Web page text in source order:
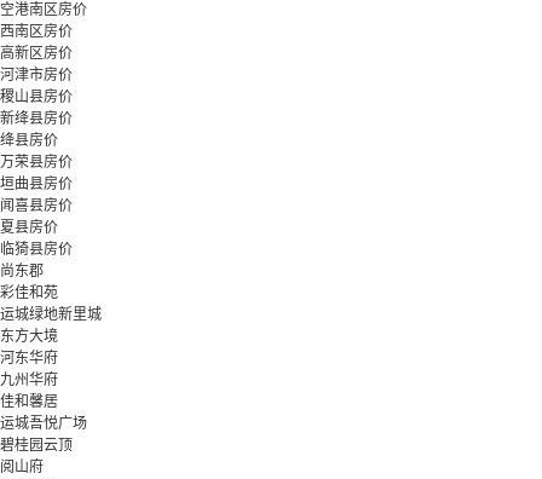
空港南区房价
西南区房价
高新区房价
河津市房价
稷山县房价
新绛县房价
绛县房价
万荣县房价
垣曲县房价
闻喜县房价
夏县房价
临猗县房价
尚东郡
彩佳和苑
运城绿地新里城
东方大境
河东华府
九州华府
佳和馨居
运城吾悦广场
碧桂园云顶
阅山府